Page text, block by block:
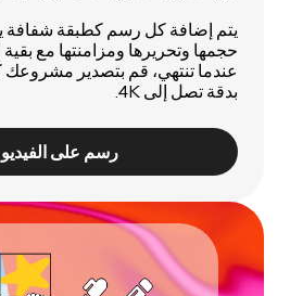
يتم إضافة كل رسم كطبقة شفافة
حجمها وتحريرها ومزامنتها مع بقية
بدقة تصل إلى 4K.
رسم على الفيديو